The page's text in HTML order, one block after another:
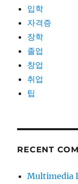
입학
자격증
장학
졸업
창업
취업
팁
RECENT
Multimedia